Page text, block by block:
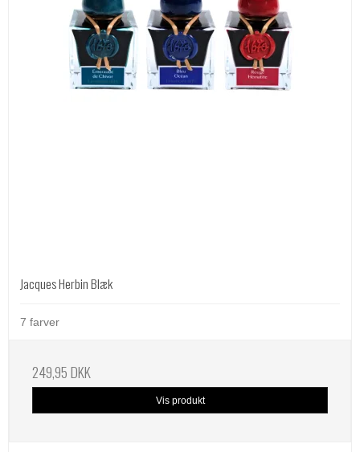
Jacques Herbin Blæk
7 farver
249,95 DKK
Vis produkt